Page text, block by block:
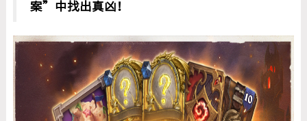
案”中找出真凶！